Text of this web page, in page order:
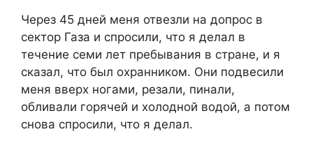
Через 45 дней меня отвезли на допрос в
сектор Газа и спросили, что я делал в
течение семи лет пребывания в стране, и я
сказал, что был охранником. Они подвесили
меня вверх ногами, резали, пинали,
обливали горячей и холодной водой, а потом
снова спросили, что я делал.